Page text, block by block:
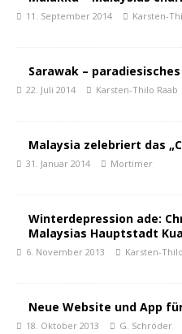
11. September 2014 Karsten-
Sarawak –
22. Juli 2014 Karsten-Thilo Raab
Malaysia zelebriert das
31. Januar 2014 Mortimer
Winterdepression ade:
Malaysias Hauptstadt
6. November 2013 Karsten-
Neue Website und App
18. Oktober 2013 G. Schröder